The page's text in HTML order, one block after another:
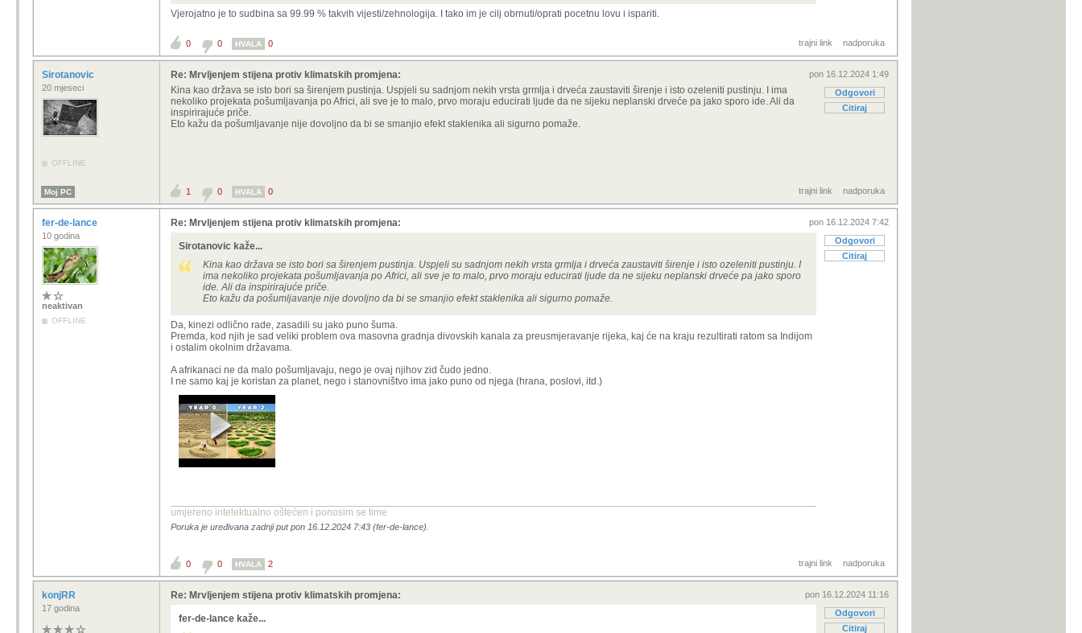
Vjerojatno je to sudbina sa 99.99 % takvih vijesti/zehnologija. I tako im je cilj obrnuti/oprati pocetnu lovu i ispariti.
trajni link nadporuka
0 0 HVALA 0
Sirotanovic
20 mjeseci
OFFLINE
pon 16.12.2024 1:49
Odgovori
Citiraj
Re: Mrvljenjem stijena protiv klimatskih promjena:
Kina kao država se isto bori sa širenjem pustinja. Uspjeli su sadnjom nekih vrsta grmlja i drveća zaustaviti širenje i isto ozeleniti pustinju. I ima
nekoliko projekata pošumljavanja po Africi, ali sve je to malo, prvo moraju educirati ljude da ne sijeku neplanski drveće pa jako sporo ide. Ali da
inspirirajuće priče.
Eto kažu da pošumljavanje nije dovoljno da bi se smanjio efekt staklenika ali sigurno pomaže.
Moj PC trajni link nadporuka
1 0 HVALA 0
fer-de-lance
10 godina
neaktivan
OFFLINE
pon 16.12.2024 7:42
Odgovori
Citiraj
Re: Mrvljenjem stijena protiv klimatskih promjena:
Sirotanovic kaže...
Kina kao država se isto bori sa širenjem pustinja. Uspjeli su sadnjom nekih vrsta grmlja i drveća zaustaviti širenje i isto ozeleniti pustinju. I
ima nekoliko projekata pošumljavanja po Africi, ali sve je to malo, prvo moraju educirati ljude da ne sijeku neplanski drveće pa jako sporo
ide. Ali da inspirirajuće priče.
Eto kažu da pošumljavanje nije dovoljno da bi se smanjio efekt staklenika ali sigurno pomaže.
Da, kinezi odlično rade, zasadili su jako puno šuma.
Premda, kod njih je sad veliki problem ova masovna gradnja divovskih kanala za preusmjeravanje rijeka, kaj će na kraju rezultirati ratom sa Indijom
i ostalim okolnim državama.
A afrikanaci ne da malo pošumljavaju, nego je ovaj njihov zid čudo jedno.
I ne samo kaj je koristan za planet, nego i stanovništvo ima jako puno od njega (hrana, poslovi, itd.)
umjereno intelektualno oštećen i ponosim se time
Poruka je uređivana zadnji put pon 16.12.2024 7:43 (fer-de-lance).
trajni link nadporuka
0 0 HVALA 2
konjRR
17 godina
pon 16.12.2024 11:16
Odgovori
Citiraj
Re: Mrvljenjem stijena protiv klimatskih promjena:
fer-de-lance kaže...